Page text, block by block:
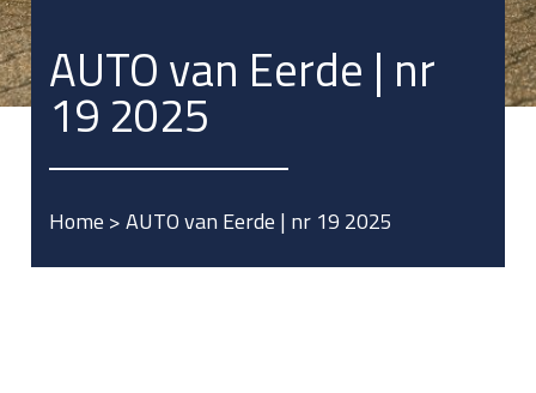
AUTO van Eerde | nr
19 2025
Home >AUTO van Eerde | nr 19 2025